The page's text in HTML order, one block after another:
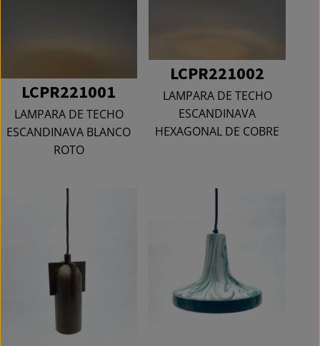
LCPR221001
LAMPARA DE TECHO
ESCANDINAVA BLANCO
ROTO
LCPR221002
LAMPARA DE TECHO
ESCANDINAVA
HEXAGONAL DE COBRE